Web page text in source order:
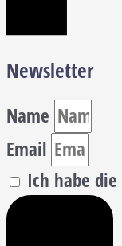
Newsletter
Name
Email
Ich habe die